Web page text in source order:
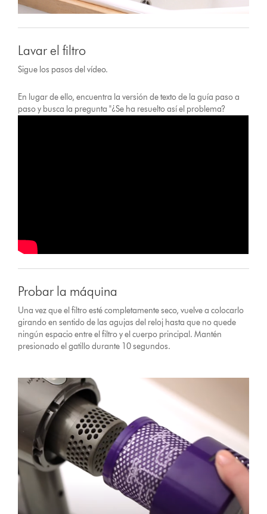
Lavar el filtro
Sigue los pasos del vídeo.
En lugar de ello, encuentra la versión de texto de la guía paso a
paso y busca la pregunta "¿Se ha resuelto así el problema?
Probar la máquina
Una vez que el filtro esté completamente seco, vuelve a colocarlo
girando en sentido de las agujas del reloj hasta que no quede
ningún espacio entre el filtro y el cuerpo principal. Mantén
presionado el gatillo durante 10 segundos.